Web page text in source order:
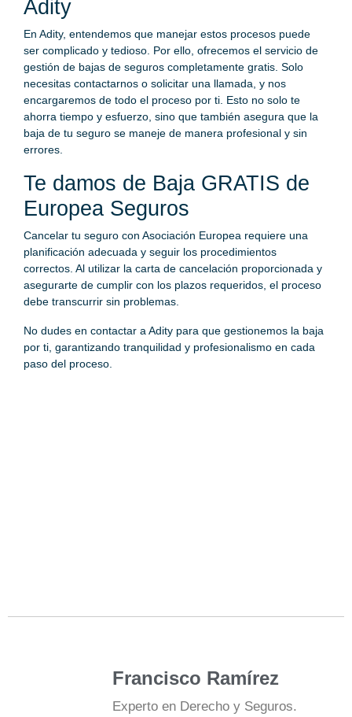
Adity
En Adity, entendemos que manejar estos procesos puede
ser complicado y tedioso. Por ello, ofrecemos el servicio de
gestión de bajas de seguros completamente gratis. Solo
necesitas contactarnos o solicitar una llamada, y nos
encargaremos de todo el proceso por ti. Esto no solo te
ahorra tiempo y esfuerzo, sino que también asegura que la
baja de tu seguro se maneje de manera profesional y sin
errores.
Te damos de Baja GRATIS de
Europea Seguros
Cancelar tu seguro con Asociación Europea requiere una
planificación adecuada y seguir los procedimientos
correctos. Al utilizar la carta de cancelación proporcionada y
asegurarte de cumplir con los plazos requeridos, el proceso
debe transcurrir sin problemas.
No dudes en contactar a Adity para que gestionemos la baja
por ti, garantizando tranquilidad y profesionalismo en cada
paso del proceso.
Francisco Ramírez
Experto en Derecho y Seguros.